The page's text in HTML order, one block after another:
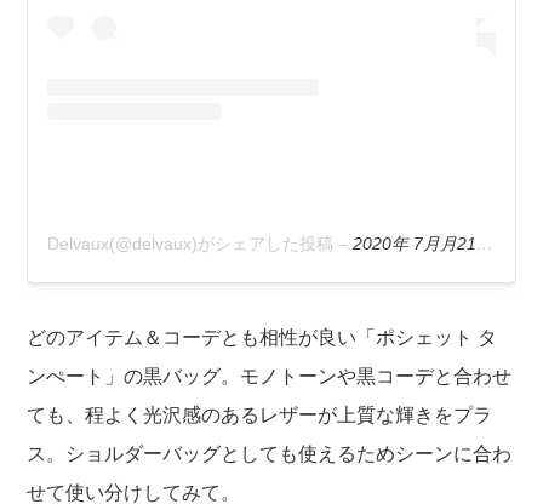
Delvaux(@delvaux)がシェアした投稿 –2020年 7月月21日午前5時24分PDT
どのアイテム＆コーデとも相性が良い「ポシェット タ
ンぺート」の黒バッグ。モノトーンや黒コーデと合わせ
ても、程よく光沢感のあるレザーが上質な輝きをプラ
ス。ショルダーバッグとしても使えるためシーンに合わ
せて使い分けしてみて。